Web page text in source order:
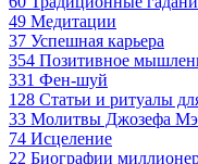
49 Медитации
37 Успешная карьера
354 Позитивное
331 Фен-шуй
128 Статьи и ритуалы
33 Молитвы Джозефа
74 Исцеление
22 Биографии